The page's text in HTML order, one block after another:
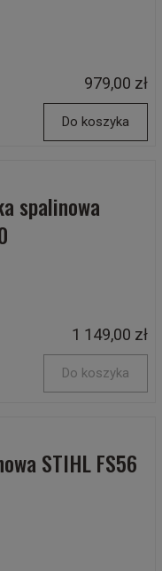
979,00 zł
Do koszyka
spalinowa
1 149,00 zł
Do koszyka
STIHL FS56